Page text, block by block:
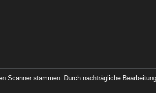
Scanner stammen. Durch nachträgliche